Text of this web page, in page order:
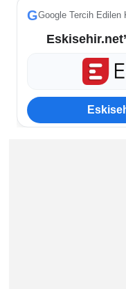
GGoogle Tercih Edilen